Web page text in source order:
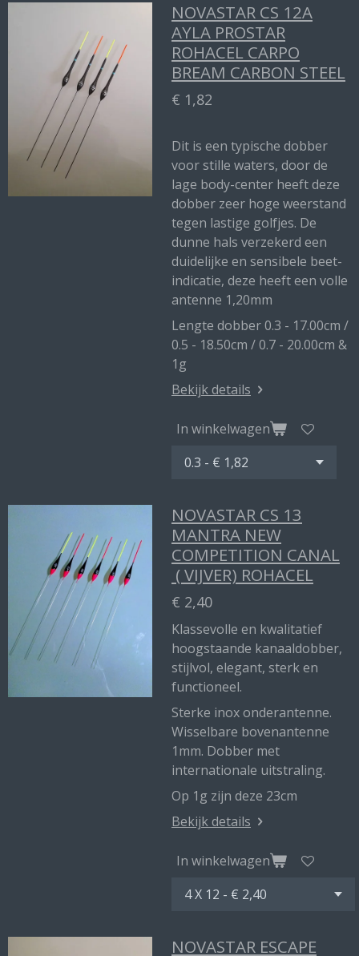
NOVASTAR CS 12A
AYLA PROSTAR
ROHACEL CARPO
BREAM CARBON STEEL
€ 1,82
Dit is een typische dobber
voor stille waters, door de
lage body-center heeft deze
dobber zeer hoge weerstand
tegen lastige golfjes. De
dunne hals verzekerd een
duidelijke en sensibele beet-
indicatie, deze heeft een volle
antenne 1,20mm
Lengte dobber 0.3 - 17.00cm /
0.5 - 18.50cm / 0.7 - 20.00cm &
1g
Bekijk details
In winkelwagen
NOVASTAR CS 13
MANTRA NEW
COMPETITION CANAL
( VIJVER) ROHACEL
€ 2,40
Klassevolle en kwalitatief
hoogstaande kanaaldobber,
stijlvol, elegant, sterk en
functioneel.
Sterke inox onderantenne.
Wisselbare bovenantenne
1mm. Dobber met
internationale uitstraling.
Op 1g zijn deze 23cm
Bekijk details
In winkelwagen
NOVASTAR ESCAPE